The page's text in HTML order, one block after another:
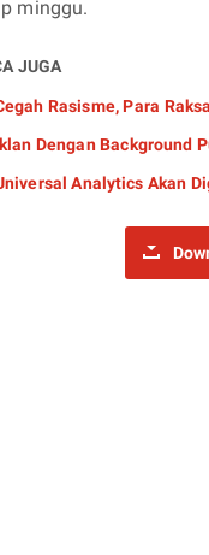
minggu.
JUGA
Rasisme, Para
Dengan Background
Analytics Akan